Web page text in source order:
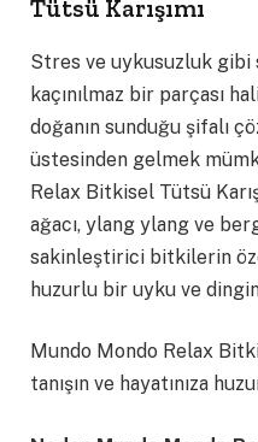
Tütsü Karışımı
Stres ve uykusuzluk gibi
kaçınılmaz bir parçası
doğanın sunduğu şifalı
üstesinden gelmek
Relax Bitkisel Tütsü
ağacı, ylang ylang ve
sakinleştirici bitkilerin
huzurlu bir uyku ve
Mundo Mondo Relax
tanışın ve hayatınıza